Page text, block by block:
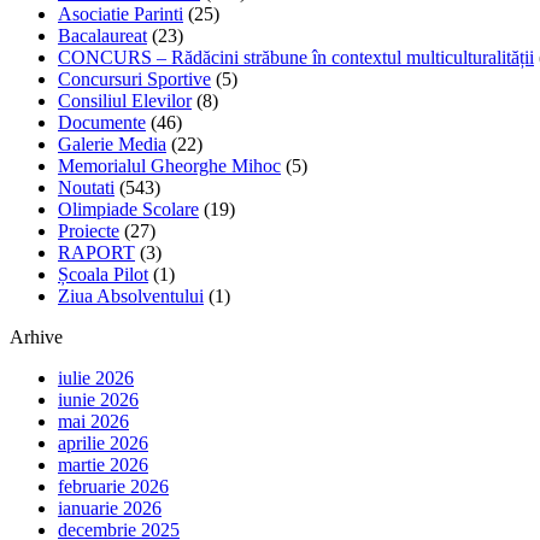
Asociatie Parinti (25)
Bacalaureat (23)
CONCURS – Rădăcini străbune în contextul multiculturalității
Concursuri Sportive (5)
Consiliul Elevilor(8)
Documente (46)
Galerie Media (22)
Memorialul Gheorghe Mihoc (5)
Noutati (543)
Olimpiade Scolare (19)
Proiecte (27)
RAPORT (3)
Școala Pilot (1)
Ziua Absolventului (1)
Arhive
iulie 2026
iunie 2026
mai 2026
aprilie 2026
martie 2026
februarie 2026
ianuarie 2026
decembrie 2025